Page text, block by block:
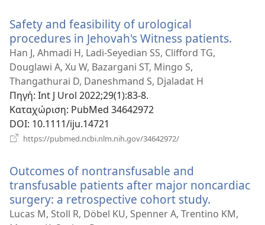
Safety and feasibility of urological
procedures in Jehovah's Witness patients.
Han J, Ahmadi H, Ladi-Seyedian SS, Clifford TG,
Douglawi A, Xu W, Bazargani ST, Mingo S,
Thangathurai D, Daneshmand S, Djaladat H
Πηγή‎: Int J Urol 2022;29(1):83-8.
Καταχώριση‎: PubMed 34642972
DOI‎: 10.1111/iju.14721
https://pubmed.ncbi.nlm.nih.gov/34642972/
Outcomes of nontransfusable and
transfusable patients after major noncardiac
surgery: a retrospective cohort study.
νέο
Lucas M, Stoll R, Döbel KU, Spenner A, Trentino KM,